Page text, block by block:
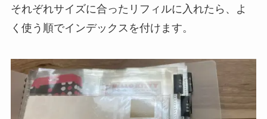
それぞれサイズに合ったリフィルに入れたら、よ
く使う順でインデックスを付けます。